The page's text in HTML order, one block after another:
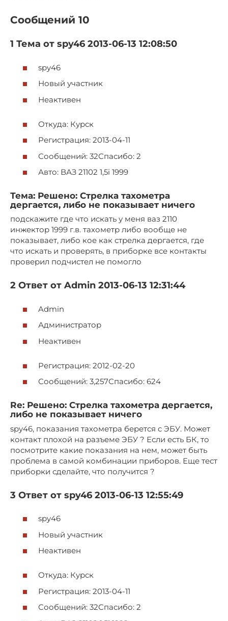
Сообщений 10
1 Тема от spy46 2013-06-13 12:08:50
spy46
Новый участник
Неактивен
Откуда: Курск
Регистрация: 2013-04-11
Сообщений: 32Спасибо: 2
Авто: ВАЗ 21102 1,5i 1999
Тема: Решено: Стрелка тахометра
дергается, либо не показывает ничего
подскажите где что искать у меня ваз 2110
инжектор 1999 г.в. тахометр либо вообще не
показывает, либо кое как стрелка дергается, где
что искать и проверять, в приборке все контакты
проверил подчистел не помогло
2 Ответ от Admin 2013-06-13 12:31:44
Admin
Администратор
Неактивен
Регистрация: 2012-02-20
Сообщений: 3,257Спасибо: 624
Re: Решено: Стрелка тахометра дергается,
либо не показывает ничего
spy46, показания тахометра берется с ЭБУ. Может
контакт плохой на разъеме ЭБУ ? Если есть БК, то
посмотрите какие показания на нем, может быть
проблема в самой комбинации приборов. Еще тест
приборки сделайте, что получится ?
3 Ответ от spy46 2013-06-13 12:55:49
spy46
Новый участник
Неактивен
Откуда: Курск
Регистрация: 2013-04-11
Сообщений: 32Спасибо: 2